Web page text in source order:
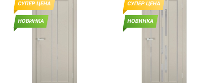
СУПЕР ЦЕНА
НОВИНКА
СУПЕР ЦЕНА
НОВИНКА